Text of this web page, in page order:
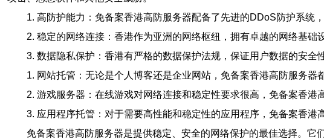
1. 高防护能力：免备案香港高防服务器配备了先进的DDoS防护系统
2. 稳定的网络连接：香港作为亚洲的网络枢纽，拥有卓越的网络基
3. 数据隐私保护：香港有严格的数据保护法规，保证用户数据的安
1. 网站托管：无论是个人博客还是企业网站，免备案香港高防服务器
2. 游戏服务器：在线游戏对网络连接和稳定性要求很高，免备案香港
3. 应用程序托管：对于需要高性能和稳定性的应用程序，免备案香港
免备案香港高防服务器是提供稳定、安全的网络保护的最佳选择。